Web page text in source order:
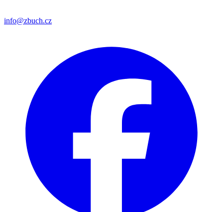
info@zbuch.cz